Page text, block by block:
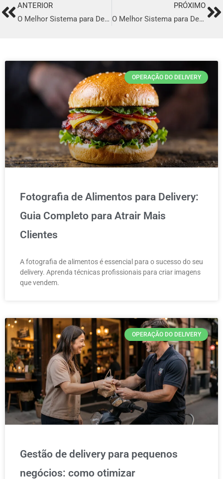
PrevANTERIOR
O Melhor Sistema para Delivery em Monte Mor
PRÓXIMO
O Melhor Sistema para Delivery em Prudentópolis
OPERAÇÃO DO DELIVERY
Fotografia de Alimentos para Delivery:
Guia Completo para Atrair Mais
Clientes
A fotografia de alimentos é essencial para o sucesso do seu
delivery. Aprenda técnicas profissionais para criar imagens
que vendem.
OPERAÇÃO DO DELIVERY
Gestão de delivery para pequenos
negócios: como otimizar